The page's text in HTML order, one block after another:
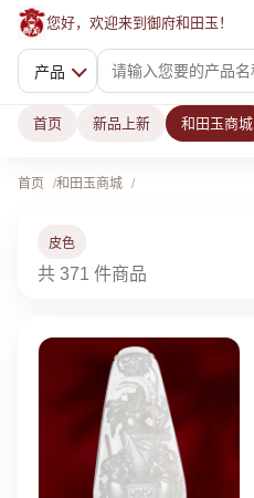
您好，欢迎来到御府和田玉！
产品
首页 新品上新 和田玉商城
首页 和田玉商城
皮色
共 371 件商品